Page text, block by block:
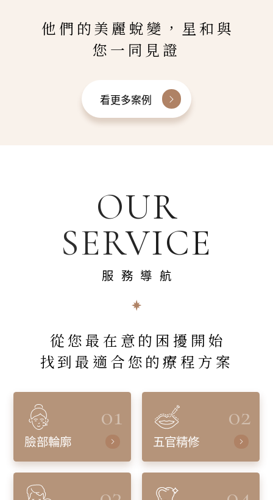
他們的美麗蛻變，星和與
您一同見證
看更多案例
OUR
SERVICE
服務導航
從您最在意的困擾開始
找到最適合您的療程方案
01
臉部輪廓
02
五官精修